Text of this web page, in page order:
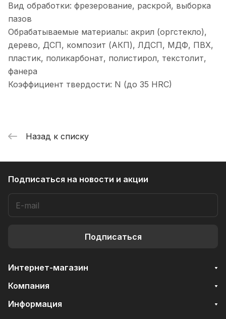
Вид обработки: фрезерование, раскрой, выборка
пазов
Обрабатываемые материалы: акрил (оргстекло),
дерево, ДСП, композит (АКП), ЛДСП, МДФ, ПВХ,
пластик, поликарбонат, полистирол, текстолит,
фанера
Коэффициент твердости: N (до 35 HRC)
Назад к списку
Подписаться на новости и акции
Подписаться
Интернет-магазин
Компания
Информация